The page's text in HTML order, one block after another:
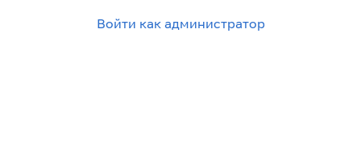
Войти как администратор